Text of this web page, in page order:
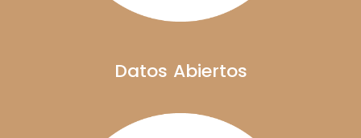
Datos Abiertos